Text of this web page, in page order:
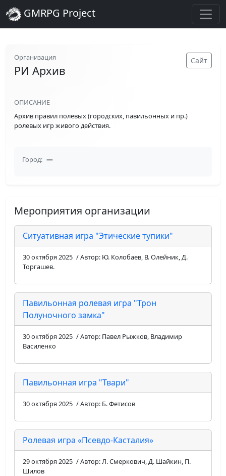
GMRPG Project
Организация
РИ Архив
Сайт
ОПИСАНИЕ
Архив правил полевых (городских, павильонных и пр.)
ролевых игр живого действия.
Город: —
Мероприятия организации
Ситуативная игра "Этические тупики"
30 октября 2025 / Автор: Ю. Колобаев, В. Олейник, Д.
Торгашев.
Павильонная ролевая игра "Трон
Полуночного замка"
30 октября 2025 / Автор: Павел Рыжков, Владимир
Василенко
Павильонная игра "Твари"
30 октября 2025 / Автор: Б. Фетисов
Ролевая игра «Псевдо-Касталия»
29 октября 2025 / Автор: Л. Смеркович, Д. Шайкин, П.
Шилов